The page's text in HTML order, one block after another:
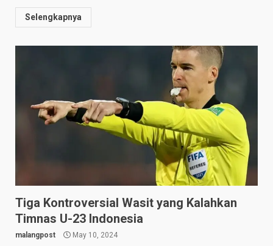
Selengkapnya
Tiga Kontroversial Wasit yang Kalahkan
Timnas U-23 Indonesia
malangpost May 10, 2024